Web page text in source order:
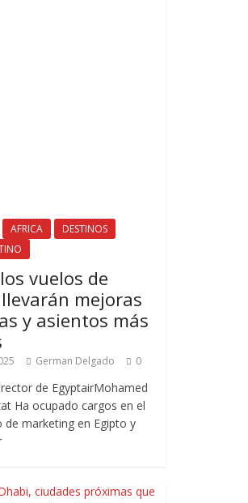
AFRICA
DESTINOS
vuelos de
mejoras
y asientos más
German Delgado 0
de EgyptairMohamed
Ha ocupado cargos en el
de marketing en Egipto y